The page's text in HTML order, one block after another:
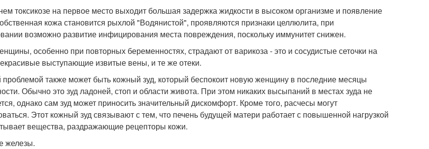
токсикозе на первое место выходит большая задержка жидкости в высоком организме и появление
кожа становится рыхлой "Водянистой", проявляются признаки целлюлита, при
возможно развитие инфицирования места повреждения, поскольку иммунитет снижен.
особенно при повторных беременностях, страдают от варикоза - это и сосудистые сеточки на
выступающие извитые вены, и те же отеки.
проблемой также может быть кожный зуд, который беспокоит новую женщину в последние месяцы
Обычно это зуд ладоней, стоп и области живота. При этом никаких высыпаний в местах зуда не
однако сам зуд может приносить значительный дискомфорт. Кроме того, расчесы могут
Этот кожный зуд связывают с тем, что печень будущей матери работает с повышенной нагрузкой
вещества, раздражающие рецепторы кожи.
железы.